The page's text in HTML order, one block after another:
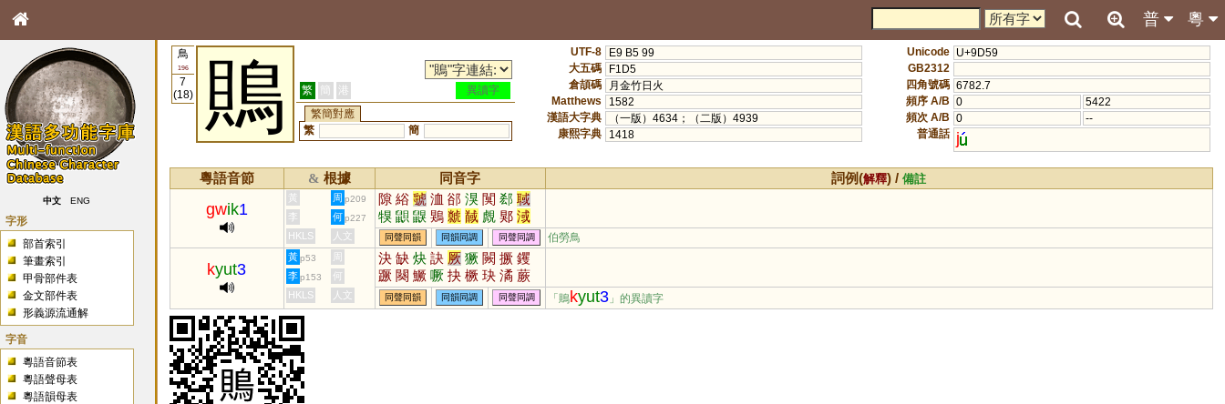
粵
普
中文 ENG
字形
部首索引
筆畫索引
甲骨部件表
金文部件表
形義源流通解
字音
粵語音節表
粵語聲母表
粵語韻母表
鳥
196
7
(18)
鵙 繁 簡 港
異讀字
繁簡對應
繁
簡
UTF-8
E9 B5 99
大五碼
F1D5
倉頡碼
月金竹日火
Matthews
1582
漢語大字典
（一版）4634；（二版）4939
康熙字典
1418
Unicode U+9D59
GB2312
四角號碼 6782.7
頻序 A/B 0
5422
頻次 A/B 0
--
普通話 j
粵語音節 & 根據 同音字 詞例(解釋) /備註
gwik1
黃 周 p209 隙 綌 虢 洫 郤 湨 闃 郄 聝
犑 鼰 鼳 鶪 虩 馘 覤 郹 淢
殈 狊 侐
李 何 p227
HKLS 人文 同聲同韻 同韻同調 同聲同調 伯勞鳥
kyut3
黃 p53 周 決 缺 炔 訣 厥 獗 闕 撅 钁
蹶 闋 鱖 噘 抉 橛 玦 潏 蕨
譎 鴃 蟨 趹 觖 芵 鈌 泬 蒛
觼 劂 駃 瘚 鐍 孓 璚 憰 鶪
李 p153
何
HKLS
人文 同聲同韻 同韻同調 同聲同調 「鵙kyut3 」的異讀字